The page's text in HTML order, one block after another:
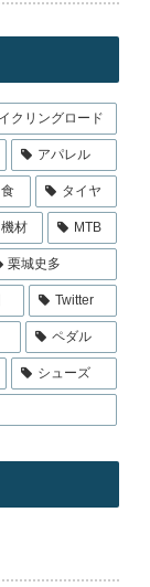
クリングロード
アパレル
食 タイヤ
材 MTB
栗城史多
Twitter
ペダル
シューズ